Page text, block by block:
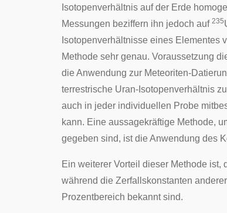
Isotopenverhältnis auf der Erde
Messungen beziffern ihn jedoch auf 235
Isotopenverhältnisse eines Elementes
Methode sehr genau. Voraussetzung
die Anwendung zur Meteoriten-
terrestrische Uran-Isotopenverhältnis
auch in jeder individuellen Probe
kann. Eine aussagekräftige Methode,
gegeben sind, ist die Anwendung des
Ein weiterer Vorteil dieser Methode
während die Zerfallskonstanten
Prozentbereich bekannt sind.